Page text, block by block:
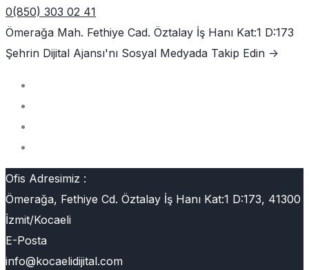
0(850) 303 02 41
Ömerağa Mah. Fethiye Cad. Öztalay İş Hanı Kat:1 D:173
Şehrin Dijital Ajansı'nı Sosyal Medyada Takip Edin ->
Ofis Adresimiz :
Ömerağa, Fethiye Cd. Öztalay İş Hanı Kat:1 D:173, 41300
İzmit/Kocaeli
E-Posta
info@kocaelidijital.com